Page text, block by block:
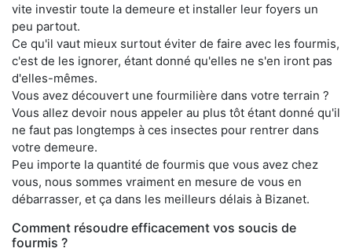
vite investir toute la demeure et installer leur foyers un
peu partout.
Ce qu'il vaut mieux surtout éviter de faire avec les fourmis,
c'est de les ignorer, étant donné qu'elles ne s'en iront pas
d'elles-mêmes.
Vous avez découvert une fourmilière dans votre terrain ?
Vous allez devoir nous appeler au plus tôt étant donné qu'il
ne faut pas longtemps à ces insectes pour rentrer dans
votre demeure.
Peu importe la quantité de fourmis que vous avez chez
vous, nous sommes vraiment en mesure de vous en
débarrasser, et ça dans les meilleurs délais à Bizanet.
Comment résoudre efficacement vos soucis de
fourmis ?